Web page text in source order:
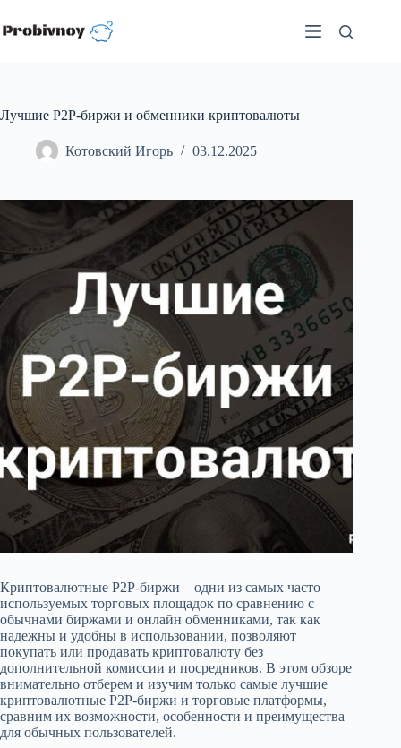
к
сути
Лучшие P2P-биржи и обменники криптовалюты
Котовский Игорь 03.12.2025
Криптовалютные P2P-биржи – одни из самых часто
используемых торговых площадок по сравнению с
обычнами биржами и онлайн обменниками, так как
надежны и удобны в использовании, позволяют
покупать или продавать криптовалюту без
дополнительной комиссии и посредников. В этом обзоре
внимательно отберем и изучим только самые лучшие
криптовалютные P2P-биржи и торговые платформы,
сравним их возможности, особенности и преимущества
для обычных пользователей.